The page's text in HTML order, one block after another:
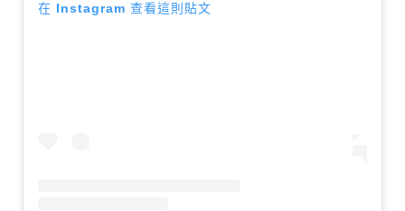
在 Instagram 查看這則貼文